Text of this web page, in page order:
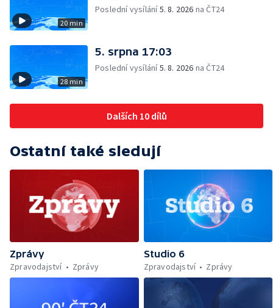
20 min
Poslední vysílání5. 8. 2026 na ČT24
28 min
5. srpna 17:03
Poslední vysílání5. 8. 2026 na ČT24
Dalších 10 dílů
Ostatní také sledují
Zprávy
Zpravodajství
Zprávy
Studio 6
Zpravodajství
Zprávy